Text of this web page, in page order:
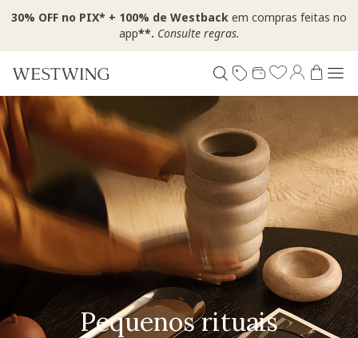
30% OFF no PIX* + 100% de Westback em compras feitas no
app**. Consulte regras.
Pequenos rituais